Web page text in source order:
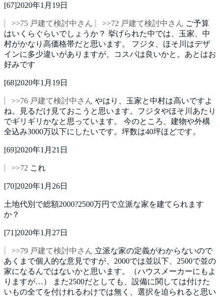
[67]2020年1月19日
>>75 戸建て検討中さん >>72 戸建て検討中さん ご予算
はいくらぐらいでしょうか？ 挙げられた中では、玉家、中
村がかなり高価格帯だと思います。 フジタ、ほそ川はデザ
インに多少違いがありますが、コスパは良いかと。あとはお
好みです
[68]2020年1月19日
>>76 戸建て検討中さん やはり、玉家と中村は高いですよ
ね。見るだけ見ておこうと思います。フジタやほそ川あたり
でギリギリかなと思っています。 今のところ、建物や外構
全込み3000万以下にしたいです。坪数は40坪ほどです。
[69]2020年1月21日
>>72 これ
[70]2020年1月26日
土地代別で総額2000?2500万円で立派な家を建てられます
か？
[71]2020年1月27日
>>79 戸建て検討中さん 立派な家の定義がわからないので
あくまで個人的な意見ですが、2000では並以下、2500で並の
家になるんではないかと思います。（ハウスメーカーにもよ
りますが…）
また2500だとしても、設備に関しては付けた
いもの全てを付けれるわけでは無く、選択を迫られると思い